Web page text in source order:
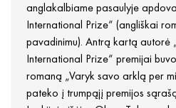
anglakalbiame pasaulyje
International Prize“ (angliškai
pavadinimu). Antrą kartą autorė
International Prize“ premijai
romaną „Varyk savo arklą per
pateko į trumpąjį premijos